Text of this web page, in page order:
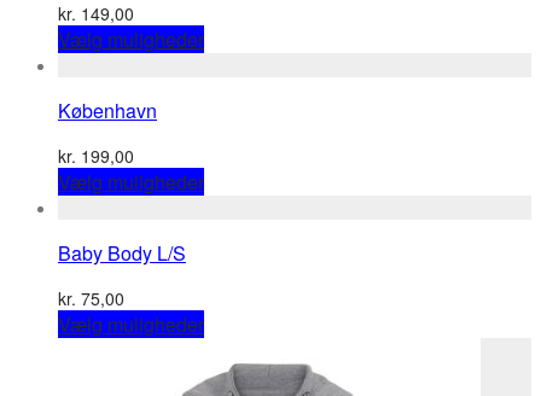
kr. 149,00
Vælg mulighederThis
product
options
product
København
kr. 199,00
Vælg mulighederThis
product
options
be
Baby Body L/S
kr. 75,00
Vælg mulighederThis
product
has